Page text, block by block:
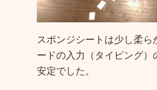
スポンジシートは少し柔ら
ードの入力（タイピング）
安定でした。